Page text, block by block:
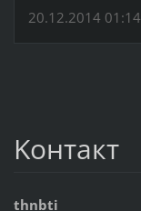
20.12.2014 01:14
Koнтакт
thnbti